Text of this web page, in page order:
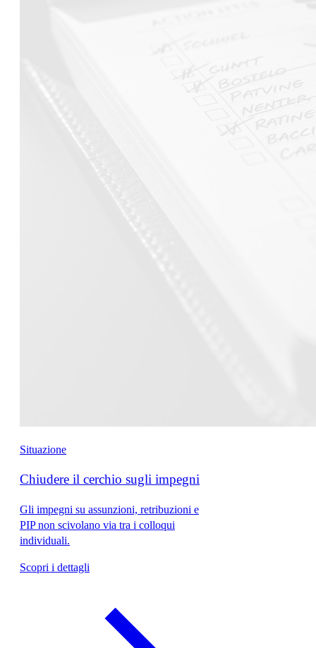
Situazione
Chiudere il cerchio sugli impegni
Gli impegni su assunzioni, retribuzioni e
PIP non scivolano via tra i colloqui
individuali.
Scopri i dettagli